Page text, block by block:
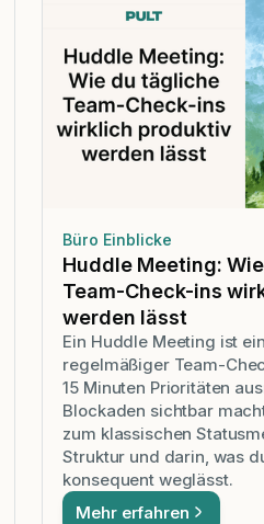
Büro Einblicke
Huddle Meeting:
Team-Check-ins
werden lässt
Ein Huddle Meeting ist
regelmäßiger Team-
15 Minuten Prioritäten
Blockaden sichtbar
zum klassischen
Struktur und darin, was
konsequent weglässt.
Mehr erfahren